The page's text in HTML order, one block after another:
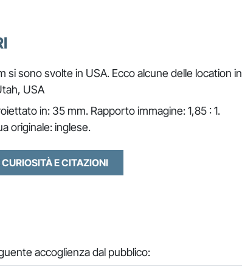
si sono svolte in USA. Ecco alcune delle location in
USA
in: 35 mm. Rapporto immagine: 1,85 : 1.
originale: inglese.
E CITAZIONI
accoglienza dal pubblico: